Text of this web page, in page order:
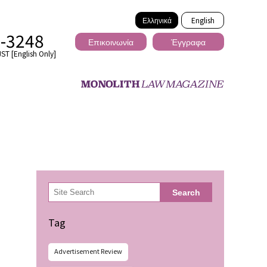
Ελληνικά English
3248
[English Only]
Επικοινωνία Έγγραφα
検
索 Search
Tag
Advertisement Review